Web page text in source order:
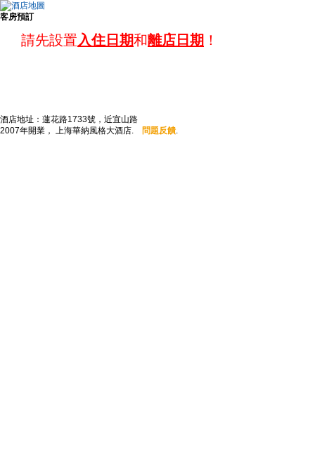
客房預訂
請先設置入住日期和離店日期 ！
酒店地址：蓮花路1733號，近宜山路
2007年開業， 上海華納風格大酒店.
問題反饋.